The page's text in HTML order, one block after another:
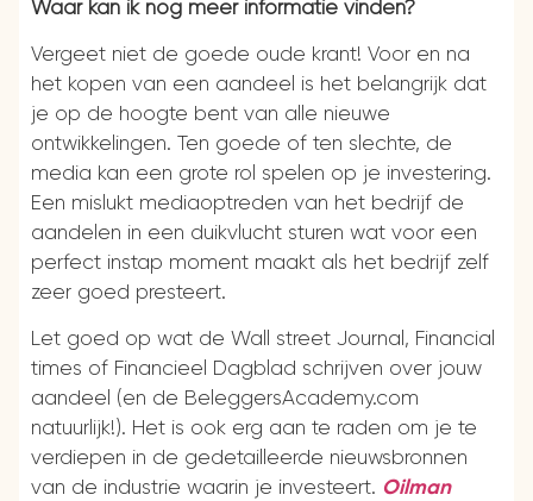
Waar kan ik nog meer informatie vinden?
Vergeet niet de goede oude krant! Voor en na
het kopen van een aandeel is het belangrijk dat
je op de hoogte bent van alle nieuwe
ontwikkelingen. Ten goede of ten slechte, de
media kan een grote rol spelen op je investering.
Een mislukt mediaoptreden van het bedrijf de
aandelen in een duikvlucht sturen wat voor een
perfect instap moment maakt als het bedrijf zelf
zeer goed presteert.
Let goed op wat de Wall street Journal, Financial
times of Financieel Dagblad schrijven over jouw
aandeel (en de BeleggersAcademy.com
natuurlijk!). Het is ook erg aan te raden om je te
verdiepen in de gedetailleerde nieuwsbronnen
van de industrie waarin je investeert. Oilman